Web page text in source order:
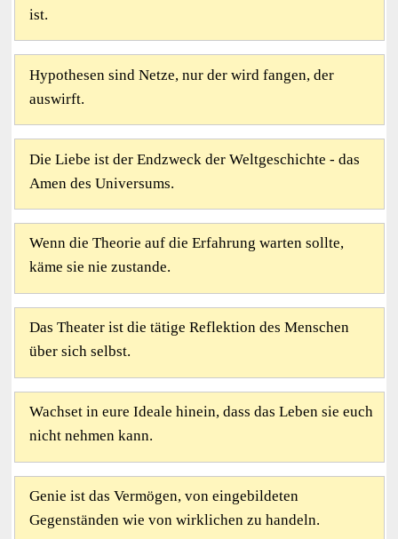
ist.
Hypothesen sind Netze, nur der wird fangen, der
auswirft.
Die Liebe ist der Endzweck der Weltgeschichte - das
Amen des Universums.
Wenn die Theorie auf die Erfahrung warten sollte,
käme sie nie zustande.
Das Theater ist die tätige Reflektion des Menschen
über sich selbst.
Wachset in eure Ideale hinein, dass das Leben sie euch
nicht nehmen kann.
Genie ist das Vermögen, von eingebildeten
Gegenständen wie von wirklichen zu handeln.